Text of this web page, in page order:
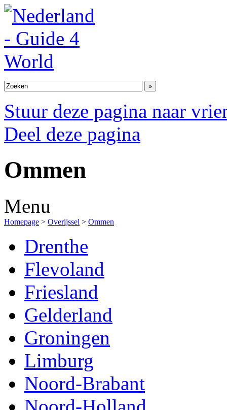
Stuur deze pagina naar
Deel deze pagina
Ommen
Menu
Homepage > Overijssel > Ommen
Drenthe
Flevoland
Friesland
Gelderland
Groningen
Limburg
Noord-Brabant